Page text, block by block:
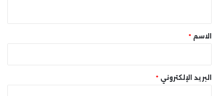
*الاسم *
البريد الإلكتروني *